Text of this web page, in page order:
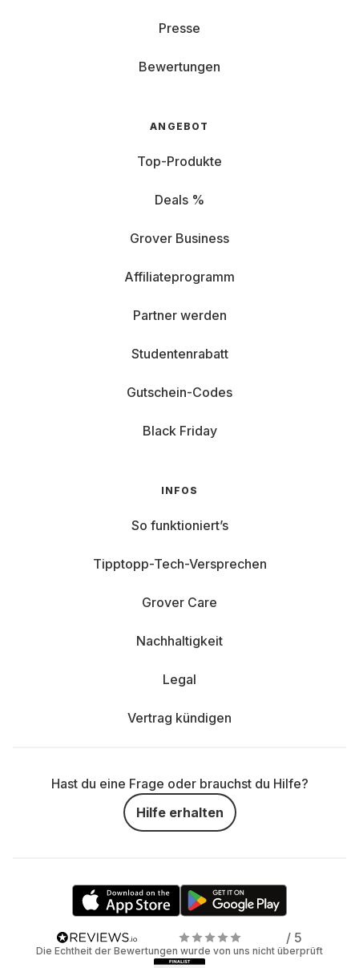
Presse
Bewertungen
ANGEBOT
Top-Produkte
Deals %
Grover Business
Affiliateprogramm
Partner werden
Studentenrabatt
Gutschein-Codes
Black Friday
INFOS
So funktioniert’s
Tipptopp-Tech-Versprechen
Grover Care
Nachhaltigkeit
Legal
Vertrag kündigen
Hast du eine Frage oder brauchst du Hilfe?
Hilfe erhalten
/ 5
Die Echtheit der Bewertungen wurde von uns nicht überprüft